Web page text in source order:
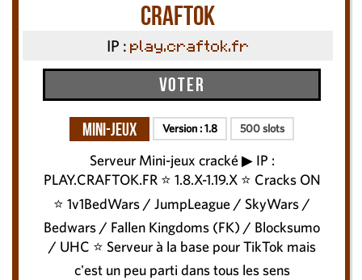
Craftok
IP : play.craftok.fr
Voter
Mini-Jeux Version :1.8 500 slots
Serveur Mini-jeux cracké ▶ IP :
PLAY.CRAFTOK.FR ⭐ 1.8.X-1.19.X ⭐ Cracks ON
⭐ 1v1BedWars / JumpLeague / SkyWars /
Bedwars / Fallen Kingdoms (FK) / Blocksumo
/ UHC ⭐ Serveur à la base pour TikTok mais
c'est un peu parti dans tous les sens